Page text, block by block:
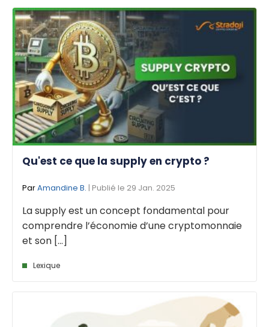
Qu'est ce que la supply en crypto ?
ParAmandine B. | Publié le 29 Jan. 2025
La supply est un concept fondamental pour
comprendre l’économie d’une cryptomonnaie
et son [...]
Lexique